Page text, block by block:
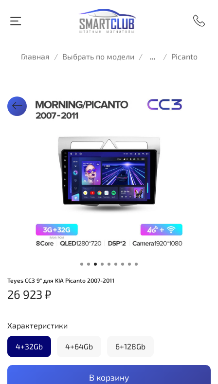
Главная Выбрать по модели ... Picanto
Teyes CC3 9" для KIA Picanto 2007-2011
26 923 ₽
В корзину
Характеристики
4+32Gb 4+64Gb 6+128Gb